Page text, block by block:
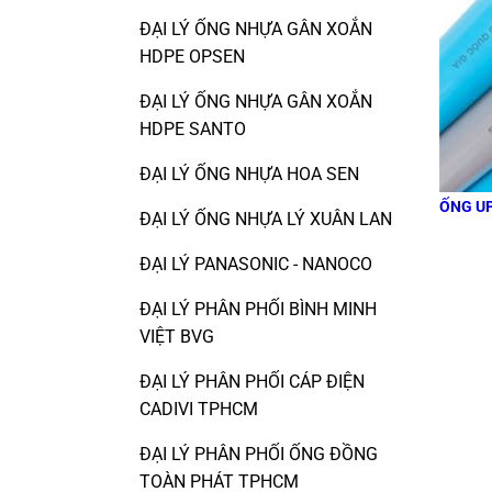
ĐẠI LÝ ỐNG NHỰA GÂN XOẮN
HDPE OPSEN
ĐẠI LÝ ỐNG NHỰA GÂN XOẮN
HDPE SANTO
ĐẠI LÝ ỐNG NHỰA HOA SEN
ĐẠI LÝ ỐNG NHỰA LÝ XUÂN LAN
ĐẠI LÝ PANASONIC - NANOCO
ĐẠI LÝ PHÂN PHỐI BÌNH MINH
VIỆT BVG
ĐẠI LÝ PHÂN PHỐI CÁP ĐIỆN
CADIVI TPHCM
ĐẠI LÝ PHÂN PHỐI ỐNG ĐỒNG
TOÀN PHÁT TPHCM
ỐNG